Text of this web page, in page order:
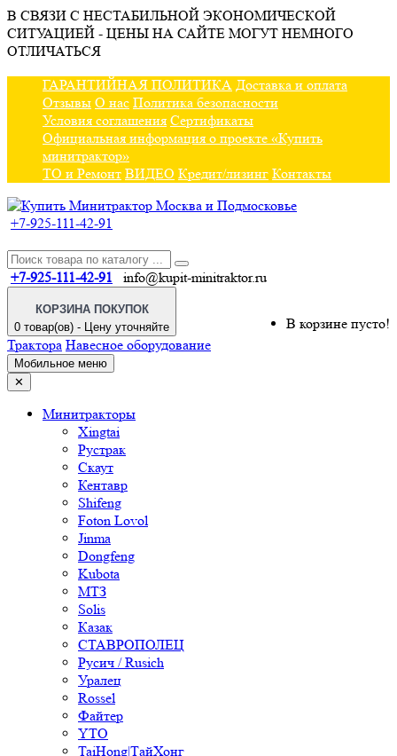
В СВЯЗИ С НЕСТАБИЛЬНОЙ ЭКОНОМИЧЕСКОЙ
СИТУАЦИЕЙ - ЦЕНЫ НА САЙТЕ МОГУТ НЕМНОГО
ОТЛИЧАТЬСЯ
ГАРАНТИЙНАЯ ПОЛИТИКА Доставка и оплата
Отзывы О нас Политика безопасности
Условия соглашения Сертификаты
Официальная информация о проекте «Купить
минитрактор»
ТО и Ремонт ВИДЕО Кредит/лизинг Контакты
+7-925-111-42-91
+7-925-111-42-91 info@kupit-minitraktor.ru
КОРЗИНА ПОКУПОК
0 товар(ов) - Цену уточняйте
В корзине пусто!
Трактора Навесное оборудование
Мобильное меню
✕
Минитракторы
Xingtai
Рустрак
Скаут
Кентавр
Shifeng
Foton Lovol
Jinma
Dongfeng
Kubota
МТЗ
Solis
Казак
СТАВРОПОЛЕЦ
Русич / Rusich
Уралец
Rossel
Файтер
YTO
TaiHong|ТайХонг